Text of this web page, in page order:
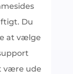
Du
at vælge
være ude